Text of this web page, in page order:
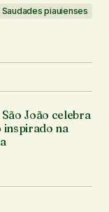
Saudades piauienses
João celebra
inspirado na